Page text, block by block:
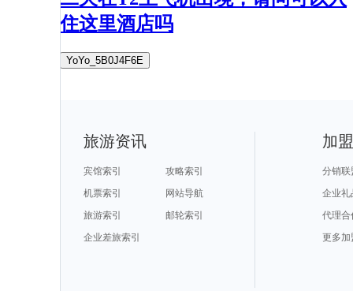
住这里酒店吗
YoYo_5B0J4F6E
旅游资讯
宾馆索引
攻略索引
机票索引
网站导航
旅游索引
邮轮索引
企业差旅索引
加
分销联
企业礼
代理合
更多加